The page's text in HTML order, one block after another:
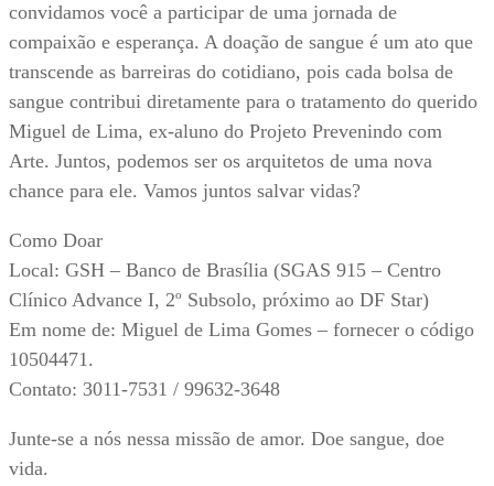
convidamos você a participar de uma jornada de
compaixão e esperança. A doação de sangue é um ato que
transcende as barreiras do cotidiano, pois cada bolsa de
sangue contribui diretamente para o tratamento do querido
Miguel de Lima, ex-aluno do Projeto Prevenindo com
Arte. Juntos, podemos ser os arquitetos de uma nova
chance para ele. Vamos juntos salvar vidas?
Como Doar
Local: GSH – Banco de Brasília (SGAS 915 – Centro
Clínico Advance I, 2º Subsolo, próximo ao DF Star)
Em nome de: Miguel de Lima Gomes – fornecer o código
10504471.
Contato: 3011-7531 / 99632-3648
Junte-se a nós nessa missão de amor. Doe sangue, doe
vida.